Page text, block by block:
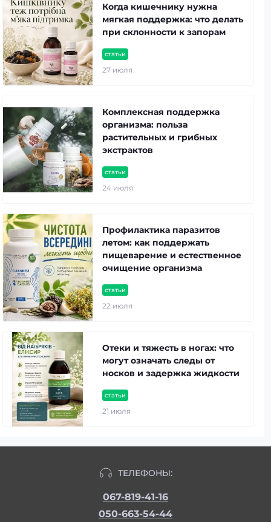
статьи
27 июля
Когда кишечнику нужна
мягкая поддержка: что делать
при склонности к запорам
статьи
24 июля
Комплексная поддержка
организма: польза
растительных и грибных
экстрактов
статьи
22 июля
Профилактика паразитов
летом: как поддержать
пищеварение и естественное
очищение организма
статьи
21 июля
Отеки и тяжесть в ногах: что
могут означать следы от
носков и задержка жидкости
ТЕЛЕФОНЫ:
067-819-41-16
050-663-54-44